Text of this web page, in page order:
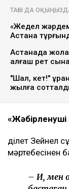
Әділет
бойынша
талап еткеніне
Қоғамда қызу
істі соңына
ТАҒЫ ДА
Астана
Астанада
"Шал, кет!"